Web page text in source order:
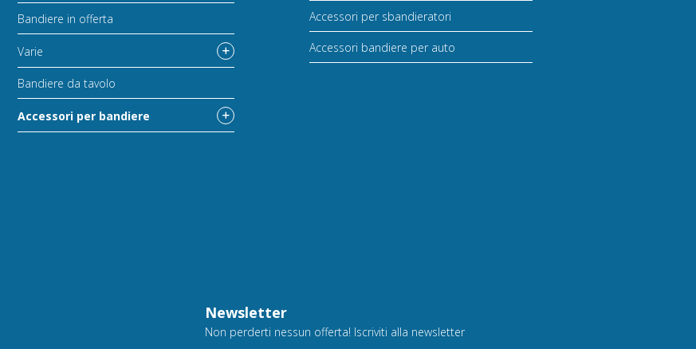
Bandiere in offerta
Varie
Bandiere da tavolo
Accessori per bandiere
Accessori per sbandieratori
Accessori bandiere per auto
Newsletter
Non perderti nessun offerta! Iscriviti alla newsletter